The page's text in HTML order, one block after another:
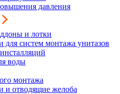
давления
и лотки
для систем монтажа унитазов
воды
монтажа
и отводящие желоба